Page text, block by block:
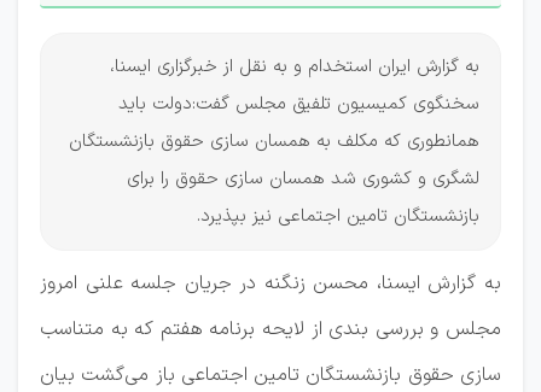
به گزارش ایران استخدام و به نقل از خبرگزاری ایسنا،
سخنگوی کمیسیون تلفیق مجلس گفت:دولت باید
همانطوری که مکلف به همسان سازی حقوق بازنشستگان
لشگری و کشوری شد همسان سازی حقوق را برای
بازنشستگان تامین اجتماعی نیز بپذیرد.
به گزارش ایسنا، محسن زنگنه در جریان جلسه علنی امروز
مجلس و بررسی بندی از لایحه برنامه هفتم که به متناسب
سازی حقوق بازنشستگان تامین اجتماعی باز می‌گشت بیان